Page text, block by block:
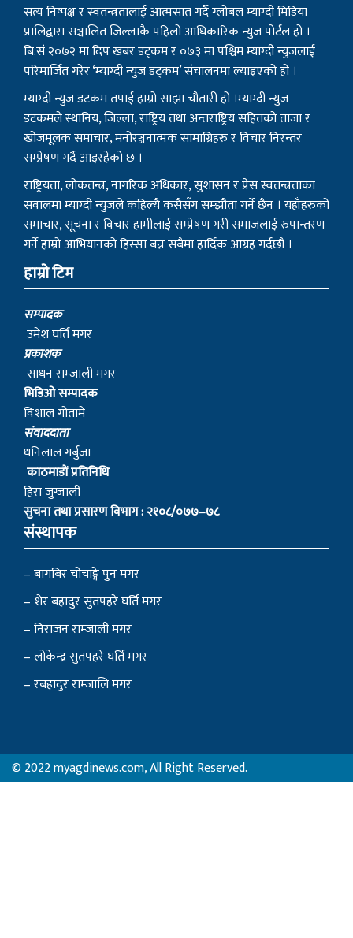
सत्य निष्पक्ष र स्वतन्त्रतालाई आत्मसात गर्दै ग्लोबल म्याग्दी मिडिया
प्रालिद्वारा सञ्चालित जिल्लाकै पहिलो आधिकारिक न्युज पोर्टल हो ।
बि.सं २०७२ मा दिप खबर डट्कम र ०७३ मा पश्चिम म्याग्दी न्युजलाई
परिमार्जित गरेर ‘म्याग्दी न्युज डट्कम’ संचालनमा ल्याइएको हो ।
म्याग्दी न्युज डटकम तपाई हाम्रो साझा चौतारी हो ।म्याग्दी न्युज
डटकमले स्थानिय, जिल्ला, राष्ट्रिय तथा अन्तराष्ट्रिय सहितको ताजा र
खोजमूलक समाचार, मनोरञ्जनात्मक सामाग्रिहरु र विचार निरन्तर
सम्प्रेषण गर्दै आइरहेको छ ।
राष्ट्रियता, लोकतन्त्र, नागरिक अधिकार, सुशासन र प्रेस स्वतन्त्रताका
सवालमा म्याग्दी न्युजले कहिल्यै कसैसँग सम्झौता गर्ने छैन । यहाँहरुको
समाचार, सूचना र विचार हामीलाई सम्प्रेषण गरी समाजलाई रुपान्तरण
गर्ने हाम्रो आभियानको हिस्सा बन्न सबैमा हार्दिक आग्रह गर्दछौं ।
हाम्रो टिम
सम्पादक
उमेश घर्ति मगर
प्रकाशक
साधन राम्जाली मगर
भिडिओ सम्पादक
विशाल गोतामे
स‌ंवाददाता
धनिलाल गर्बुजा
काठमाडाैं प्रतिनिधि
हिरा जुग्जाली
सुचना तथा प्रसारण विभाग : २१०८/०७७–७८
संस्थापक
– बागबिर चोचाङ्गे पुन मगर
– शेर बहादुर सुतपहरे घर्ति मगर
– निराजन राम्जाली मगर
– लोकेन्द्र सुतपहरे घर्ति मगर
– रबहादुर राम्जालि मगर
© 2022 myagdinews.com, All Right Reserved.